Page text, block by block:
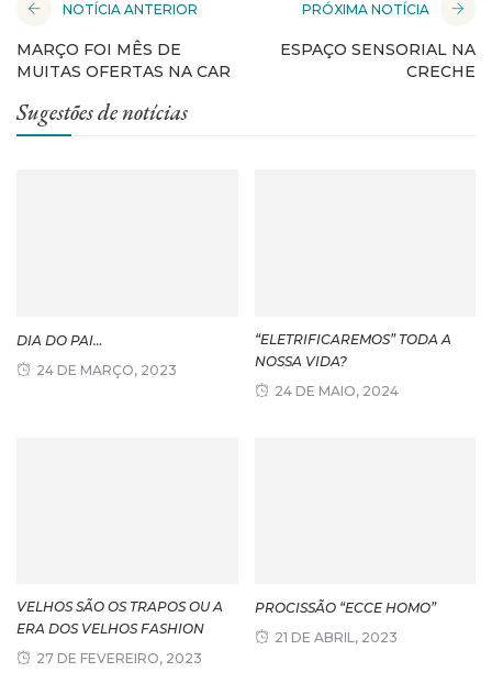
NOTÍCIA ANTERIOR
MARÇO FOI MÊS DE
MUITAS OFERTAS NA CAR
PRÓXIMA NOTÍCIA
ESPAÇO SENSORIAL NA
CRECHE
Sugestões de notícias
DIA DO PAI…
24 DE MARÇO, 2023
“ELETRIFICAREMOS” TODA A
NOSSA VIDA?
24 DE MAIO, 2024
VELHOS SÃO OS TRAPOS OU A
ERA DOS VELHOS FASHION
27 DE FEVEREIRO, 2023
PROCISSÃO “ECCE HOMO”
21 DE ABRIL, 2023